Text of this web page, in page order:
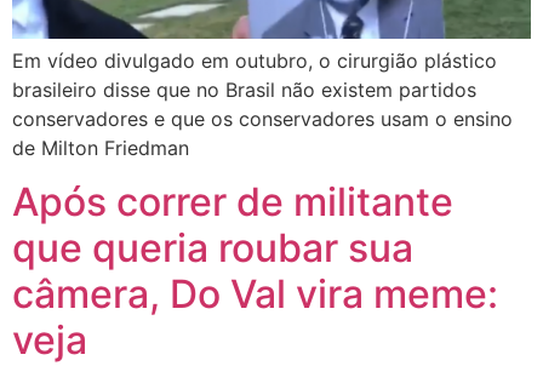
Em vídeo divulgado em outubro, o cirurgião plástico
brasileiro disse que no Brasil não existem partidos
conservadores e que os conservadores usam o ensino
de Milton Friedman
Após correr de militante
que queria roubar sua
câmera, Do Val vira meme:
veja